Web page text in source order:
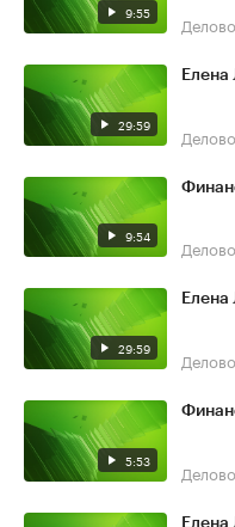
9:55
29:59
9:54
29:59
5:53